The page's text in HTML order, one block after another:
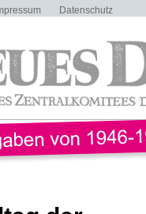
Datenschutz